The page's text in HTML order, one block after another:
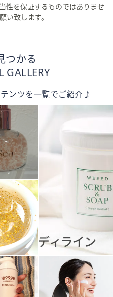
性を保証するものではありませ
い致します。
つかる
GALLERY
ンツを一覧でご紹介♪